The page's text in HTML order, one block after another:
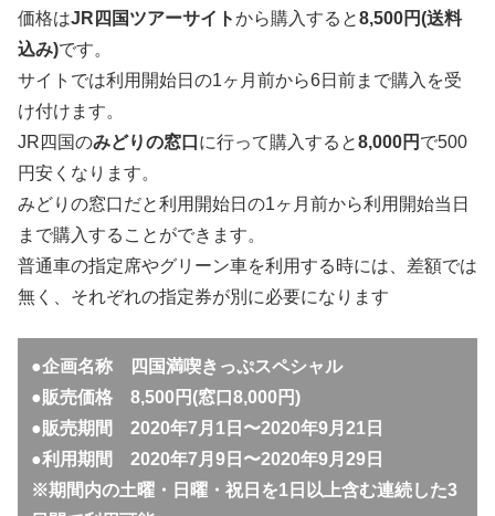
価格はJR四国ツアーサイトから購入すると8,500円(送料
込み)です。
サイトでは利用開始日の1ヶ月前から6日前まで購入を受
け付けます。
JR四国のみどりの窓口 に行って購入すると8,000円 で500
円安くなります。
みどりの窓口だと利用開始日の1ヶ月前から利用開始当日
まで購入することができます。
普通車の指定席やグリーン車を利用する時には、差額では
無く、それぞれの指定券が別に必要になります
●企画名称 四国満喫きっぷスペシャル
●販売価格 8,500円(窓口8,000円)
●販売期間 2020年7月1日〜2020年9月21日
●利用期間 2020年7月9日〜2020年9月29日
※期間内の土曜・日曜・祝日を1日以上含む連続した3